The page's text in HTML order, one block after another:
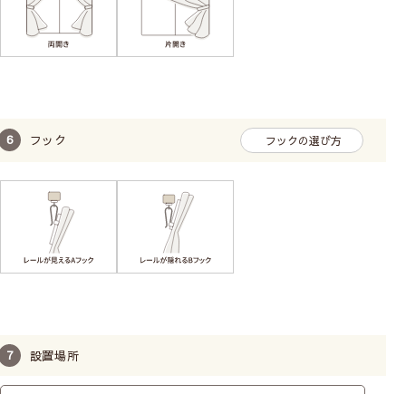
フック フックの選び方
設置場所